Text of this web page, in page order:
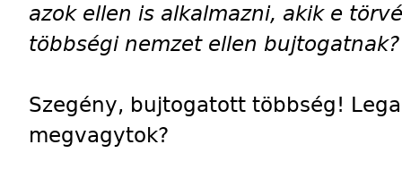
azok ellen is alkalmazni, akik e
többségi nemzet ellen
Szegény, bujtogatott többség!
megvagytok?